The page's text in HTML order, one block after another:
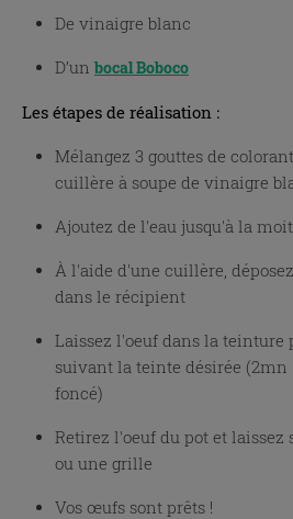
De vinaigre blanc
D’un bocal Boboco
Les étapes de réalisation :
Mélangez 3 gouttes de
cuillère à soupe de vinaigre
Ajoutez de l'eau jusqu'à la
À l'aide d'une cuillère,
dans le récipient
Laissez l'oeuf dans la teinture
suivant la teinte désirée (2mn
foncé)
Retirez l'oeuf du pot et laissez
ou une grille
Vos œufs sont prêts !